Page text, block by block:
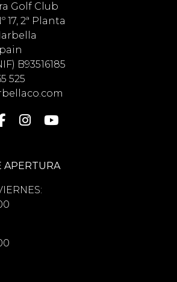
Golf Club
17, 2ª Planta
B93516185
525
APERTURA